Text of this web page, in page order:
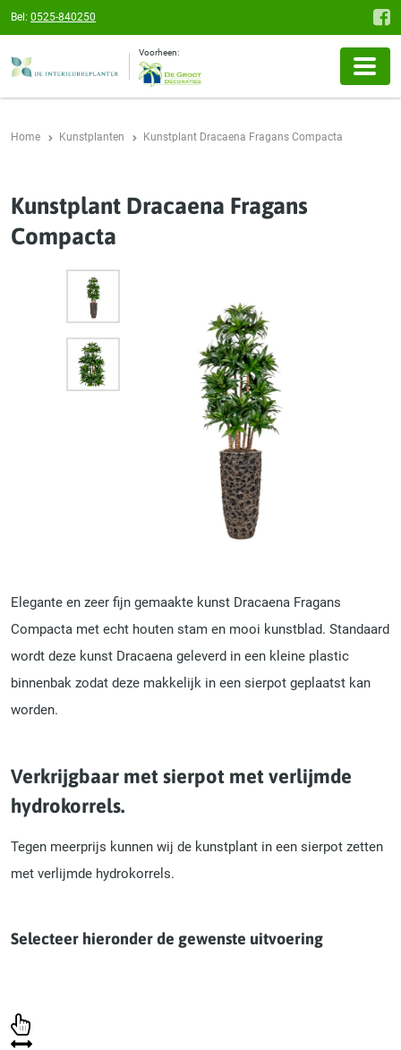
Bel: 0525-840250
Voorheen:
Home Kunstplanten Kunstplant Dracaena Fragans Compacta
Kunstplant Dracaena Fragans
Compacta
Elegante en zeer fijn gemaakte kunst Dracaena Fragans
Compacta met echt houten stam en mooi kunstblad. Standaard
wordt deze kunst Dracaena geleverd in een kleine plastic
binnenbak zodat deze makkelijk in een sierpot geplaatst kan
worden.
Verkrijgbaar met sierpot met verlijmde
hydrokorrels.
Tegen meerprijs kunnen wij de kunstplant in een sierpot zetten
met verlijmde hydrokorrels.
Selecteer hieronder de gewenste uitvoering